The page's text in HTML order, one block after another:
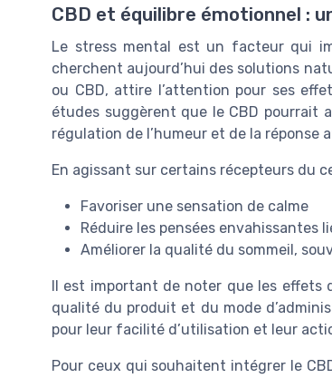
CBD et équilibre émotionnel :
Le stress mental est un facteur qui
cherchent aujourd’hui des solutions
ou CBD, attire l’attention pour ses
études suggèrent que le CBD pourrait
régulation de l’humeur et de la réponse
En agissant sur certains récepteurs du
Favoriser une sensation de calme
Réduire les pensées envahissantes
Améliorer la qualité du sommeil,
Il est important de noter que les
qualité du produit et du mode
pour leur facilité d’utilisation et leur
Pour ceux qui souhaitent intégrer le